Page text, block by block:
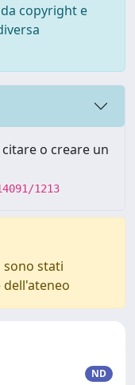
copyright e
o creare un
1213
sono stati
ND